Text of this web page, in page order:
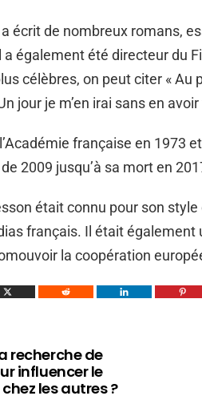
a écrit de nombreux romans,
a également été directeur du
célèbres, on peut citer « Au
jour je m’en irai sans en
française en 1973
2009 jusqu’à sa mort en
était connu pour son
français. Il était également
la coopération
recherche de
influencer le
les autres ?